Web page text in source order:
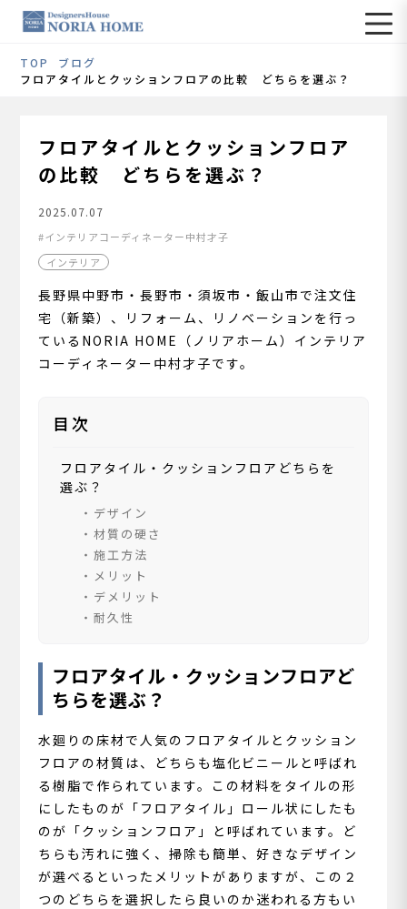
TOP
ブログ
フロアタイルとクッションフロアの比較 どちらを選ぶ？
フロアタイルとクッションフロア
の比較 どちらを選ぶ？
2025.07.07
インテリアコーディネーター中村才子
インテリア
長野県中野市・長野市・須坂市・飯山市で注文住
宅（新築）、リフォーム、リノベーションを行っ
ているNORIA HOME（ノリアホーム）インテリア
コーディネーター中村才子です。
目次
フロアタイル・クッションフロアどちらを
選ぶ？
デザイン
材質の硬さ
施工方法
メリット
デメリット
耐久性
フロアタイル・クッションフロアど
ちらを選ぶ？
水廻りの床材で人気のフロアタイルとクッション
フロアの材質は、どちらも塩化ビニールと呼ばれ
る樹脂で作られています。この材料をタイルの形
にしたものが「フロアタイル」ロール状にしたも
のが「クッションフロア」と呼ばれています。ど
ちらも汚れに強く、掃除も簡単、好きなデザイン
が選べるといったメリットがありますが、この２
つのどちらを選択したら良いのか迷われる方もい